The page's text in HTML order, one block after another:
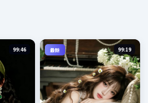
99:46 最新 99:19